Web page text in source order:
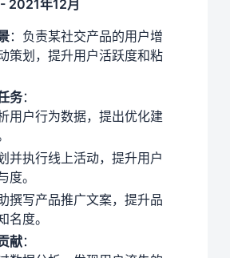
2021年12月
：负责某社交产品的用户增
策划，提升用户活跃度和粘
务：
用户行为数据，提出优化建
并执行线上活动，提升用户
度。
撰写产品推广文案，提升品
名度。
献：